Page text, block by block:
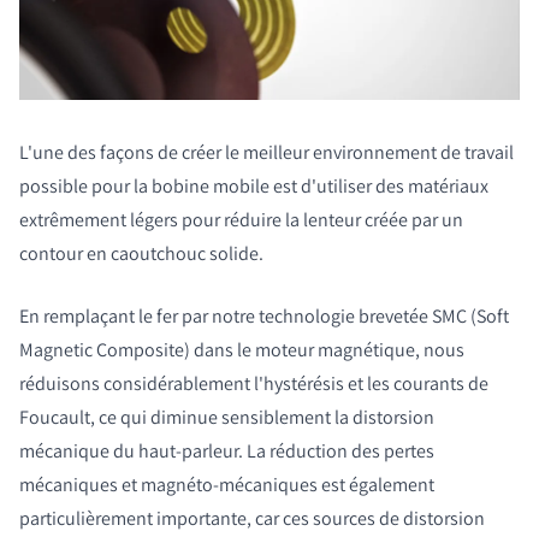
L'une des façons de créer le meilleur environnement de travail
possible pour la bobine mobile est d'utiliser des matériaux
extrêmement légers pour réduire la lenteur créée par un
contour en caoutchouc solide.
En remplaçant le fer par notre technologie brevetée SMC (Soft
Magnetic Composite) dans le moteur magnétique, nous
réduisons considérablement l'hystérésis et les courants de
Foucault, ce qui diminue sensiblement la distorsion
mécanique du haut-parleur. La réduction des pertes
mécaniques et magnéto-mécaniques est également
particulièrement importante, car ces sources de distorsion